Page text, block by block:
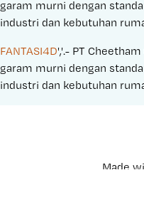
garam murni dengan
industri dan kebutuhan
FANTASI4D','.- PT
garam murni dengan
industri dan kebutuhan
Made